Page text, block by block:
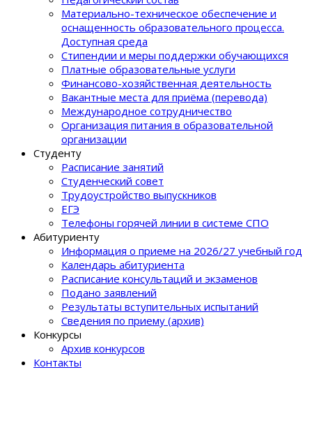
Материально-техническое обеспечение и
оснащенность образовательного процеcса.
Доступная среда
Стипендии и меры поддержки обучающихся
Платные образовательные услуги
Финансово-хозяйственная деятельность
Вакантные места для приёма (перевода)
Международное сотрудничество
Организация питания в образовательной
организации
Студенту
Расписание занятий
Студенческий совет
Трудоустройство выпускников
ЕГЭ
Телефоны горячей линии в системе СПО
Абитуриенту
Информация о приеме на 2026/27 учебный год
Календарь абитуриента
Расписание консультаций и экзаменов
Подано заявлений
Результаты вступительных испытаний
Сведения по приему (архив)
Конкурсы
Архив конкурсов
Контакты